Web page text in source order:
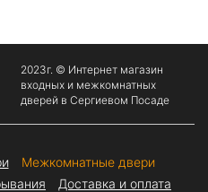
2023г. © Интернет магазин
входных и межкомнатных
дверей в Сергиевом Посаде
Межкомнатные двери
Доставка и оплата